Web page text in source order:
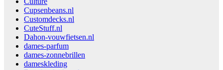
Cupsenbeans.nl
Customdecks.nl
CuteStuff.nl
Dahon-vouwfietsen.nl
dames-parfum
dames-zonnebrillen
dameskleding